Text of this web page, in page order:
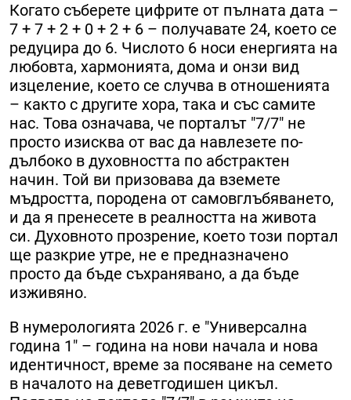
Когато съберете цифрите от пълната дата –
7 + 7 + 2 + 0 + 2 + 6 – получавате 24, което се
редуцира до 6. Числото 6 носи енергията на
любовта, хармонията, дома и онзи вид
изцеление, което се случва в отношенията
– както с другите хора, така и със самите
нас. Това означава, че порталът "7/7" не
просто изисква от вас да навлезете по-
дълбоко в духовността по абстрактен
начин. Той ви призовава да вземете
мъдростта, породена от самовглъбяването,
и да я пренесете в реалността на живота
си. Духовното прозрение, което този портал
ще разкрие утре, не е предназначено
просто да бъде съхранявано, а да бъде
изживяно.
В нумерологията 2026 г. е "Универсална
година 1" – година на нови начала и нова
идентичност, време за посяване на семето
в началото на деветгодишен цикъл.